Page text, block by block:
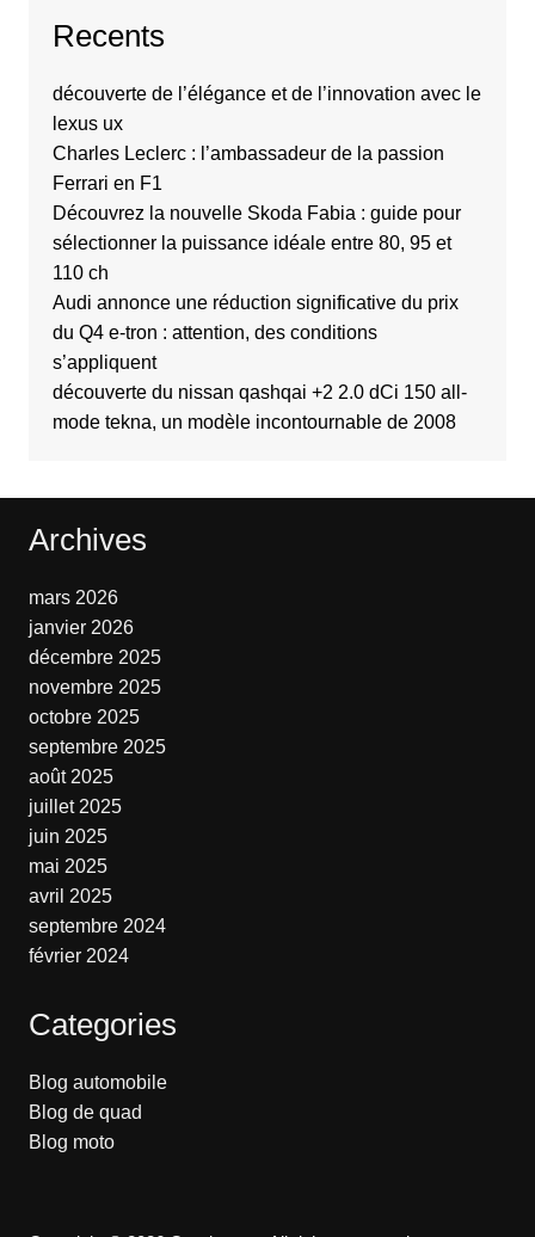
Recents
découverte de l’élégance et de l’innovation avec le
lexus ux
Charles Leclerc : l’ambassadeur de la passion
Ferrari en F1
Découvrez la nouvelle Skoda Fabia : guide pour
sélectionner la puissance idéale entre 80, 95 et
110 ch
Audi annonce une réduction significative du prix
du Q4 e-tron : attention, des conditions
s’appliquent
découverte du nissan qashqai +2 2.0 dCi 150 all-
mode tekna, un modèle incontournable de 2008
Archives
mars 2026
janvier 2026
décembre 2025
novembre 2025
octobre 2025
septembre 2025
août 2025
juillet 2025
juin 2025
mai 2025
avril 2025
septembre 2024
février 2024
Categories
Blog automobile
Blog de quad
Blog moto